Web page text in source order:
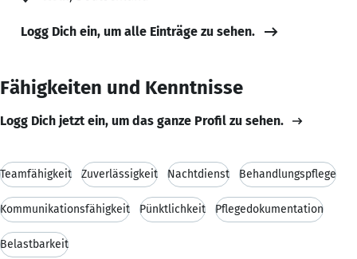
Logg Dich ein, um alle Einträge zu sehen.
Fähigkeiten und Kenntnisse
Logg Dich jetzt ein, um das ganze Profil zu sehen.
Teamfähigkeit Zuverlässigkeit Nachtdienst Behandlungspflege
Kommunikationsfähigkeit Pünktlichkeit Pflegedokumentation
Belastbarkeit